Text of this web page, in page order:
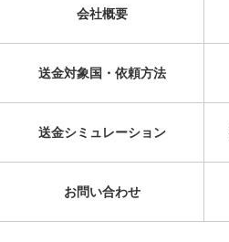
会社概要
送金対象国・依頼方法
送金シミュレーション
お問い合わせ